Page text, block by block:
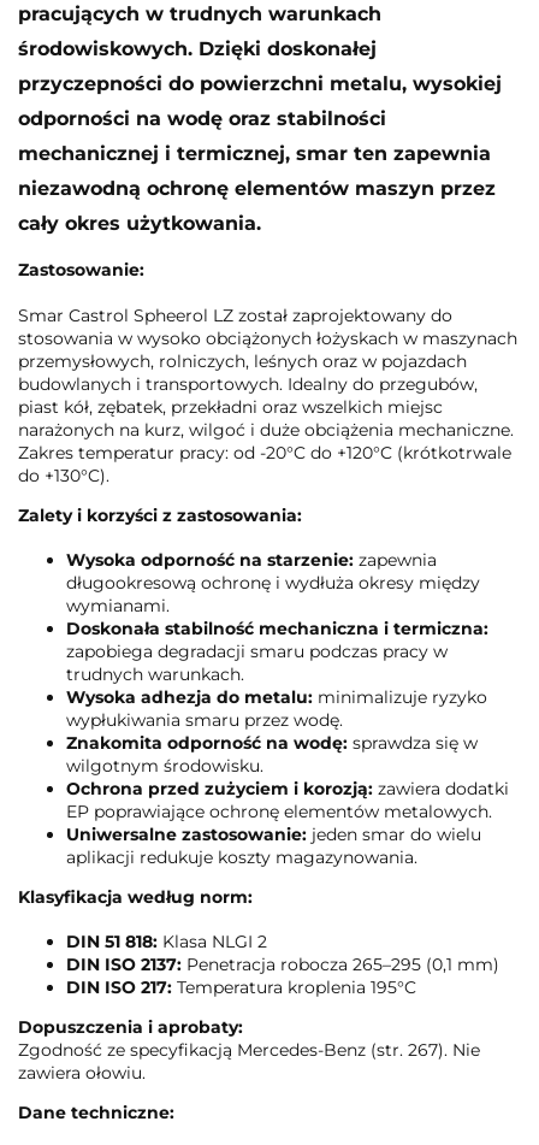
pracujących w trudnych warunkach
środowiskowych. Dzięki doskonałej
przyczepności do powierzchni metalu, wysokiej
odporności na wodę oraz stabilności
mechanicznej i termicznej, smar ten zapewnia
niezawodną ochronę elementów maszyn przez
cały okres użytkowania.
Zastosowanie:
Smar Castrol Spheerol LZ został zaprojektowany do
stosowania w wysoko obciążonych łożyskach w maszynach
przemysłowych, rolniczych, leśnych oraz w pojazdach
budowlanych i transportowych. Idealny do przegubów,
piast kół, zębatek, przekładni oraz wszelkich miejsc
narażonych na kurz, wilgoć i duże obciążenia mechaniczne.
Zakres temperatur pracy: od -20°C do +120°C (krótkotrwale
do +130°C).
Zalety i korzyści z zastosowania:
Wysoka odporność na starzenie: zapewnia
długookresową ochronę i wydłuża okresy między
wymianami.
Doskonała stabilność mechaniczna i termiczna:
zapobiega degradacji smaru podczas pracy w
trudnych warunkach.
Wysoka adhezja do metalu: minimalizuje ryzyko
wypłukiwania smaru przez wodę.
Znakomita odporność na wodę: sprawdza się w
wilgotnym środowisku.
Ochrona przed zużyciem i korozją: zawiera dodatki
EP poprawiające ochronę elementów metalowych.
Uniwersalne zastosowanie: jeden smar do wielu
aplikacji redukuje koszty magazynowania.
Klasyfikacja według norm:
DIN 51 818: Klasa NLGI 2
DIN ISO 2137: Penetracja robocza 265–295 (0,1 mm)
DIN ISO 217: Temperatura kroplenia 195°C
Dopuszczenia i aprobaty:
Zgodność ze specyfikacją Mercedes-Benz (str. 267). Nie
zawiera ołowiu.
Dane techniczne: